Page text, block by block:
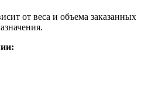
от веса и объема заказанных